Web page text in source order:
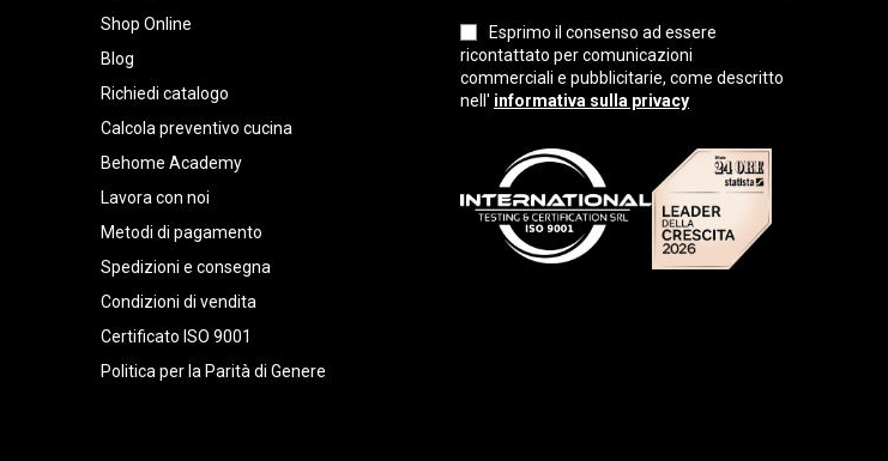
Shop Online
Blog
Richiedi catalogo
Calcola preventivo cucina
Behome Academy
Lavora con noi
Metodi di pagamento
Spedizioni e consegna
Condizioni di vendita
Certificato ISO 9001
Politica per la Parità di Genere
Esprimo il consenso ad essere
ricontattato per comunicazioni
commerciali e pubblicitarie, come descritto
nell' informativa sulla privacy